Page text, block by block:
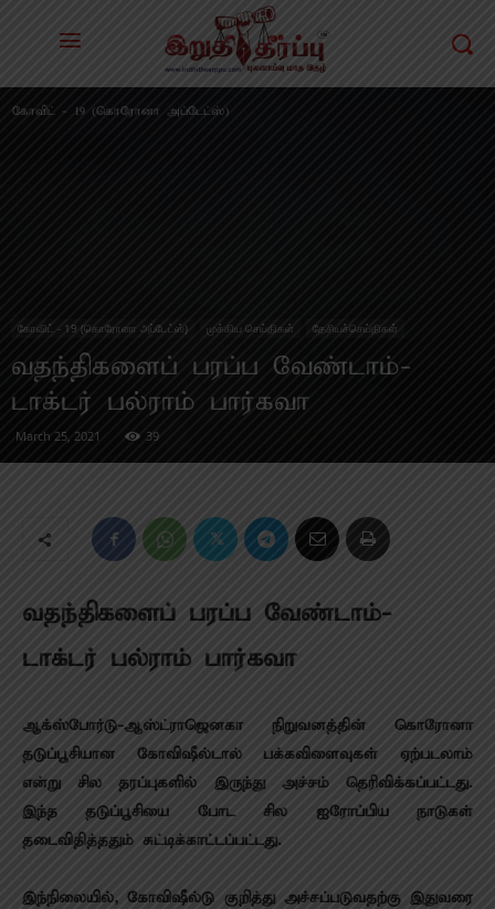
கோவிட் - 19 (கொரோனா அப்டேட்ஸ்)
கோவிட் - 19 (கொரோனா அப்டேட்ஸ்) முக்கிய செய்திகள் தேசியச்செய்திகள்
வதந்திகளைப் பரப்ப வேண்டாம்-
டாக்டர் பல்ராம் பார்கவா
March 25, 2021 39
வதந்திகளைப் பரப்ப வேண்டாம்-
டாக்டர் பல்ராம் பார்கவா
ஆக்ஸ்போர்டு-ஆஸ்ட்ராஜெனகா நிறுவனத்தின் கொரோனா
தடுப்பூசியான கோவிஷீல்டால் பக்கவிளைவுகள் ஏற்படலாம்
என்று சில தரப்புகளில் இருந்து அச்சம் தெரிவிக்கப்பட்டது.
இந்த தடுப்பூசியை போட சில ஐரோப்பிய நாடுகள்
தடைவிதித்ததும் சுட்டிக்காட்டப்பட்டது.
இ்ந்நிலையில், கோவிஷீல்டு குறித்து அச்சப்படுவதற்கு இதுவரை